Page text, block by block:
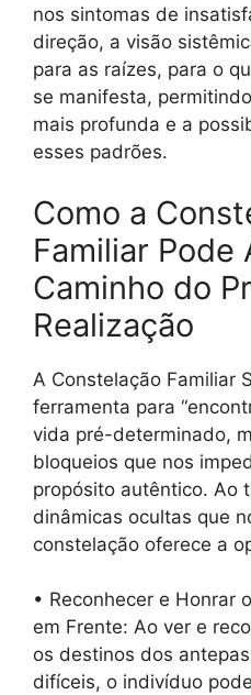
nos sintomas de
direção, a visão
para as raízes, para o
se manifesta,
mais profunda e a
esses padrões.
Como a
Familiar Pode
Caminho do
Realização
A Constelação Familiar
ferramenta para
vida pré-determinado,
bloqueios que nos
propósito autêntico. Ao
dinâmicas ocultas que
constelação oferece a
• Reconhecer e Honrar
em Frente: Ao ver e
os destinos dos
difíceis, o indivíduo